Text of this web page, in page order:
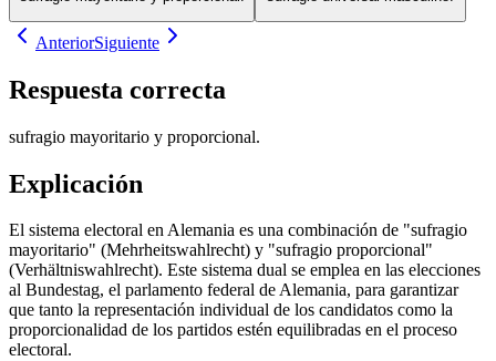
AnteriorSiguiente
Respuesta correcta
sufragio mayoritario y proporcional.
Explicación
El sistema electoral en Alemania es una combinación de "sufragio
mayoritario" (Mehrheitswahlrecht) y "sufragio proporcional"
(Verhältniswahlrecht). Este sistema dual se emplea en las elecciones
al Bundestag, el parlamento federal de Alemania, para garantizar
que tanto la representación individual de los candidatos como la
proporcionalidad de los partidos estén equilibradas en el proceso
electoral.